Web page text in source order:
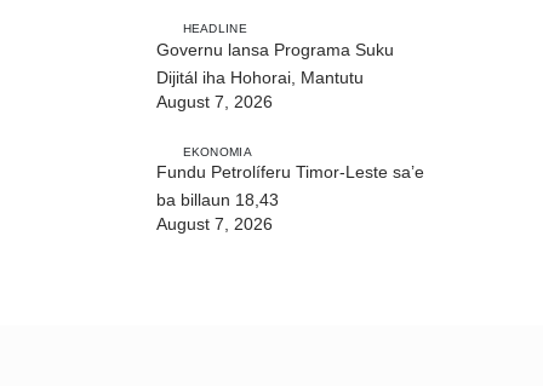
HEADLINE
Governu lansa Programa Suku
Dijitál iha Hohorai, Mantutu
August 7, 2026
EKONOMIA
Fundu Petrolíferu Timor-Leste sa’e
ba billaun 18,43
August 7, 2026